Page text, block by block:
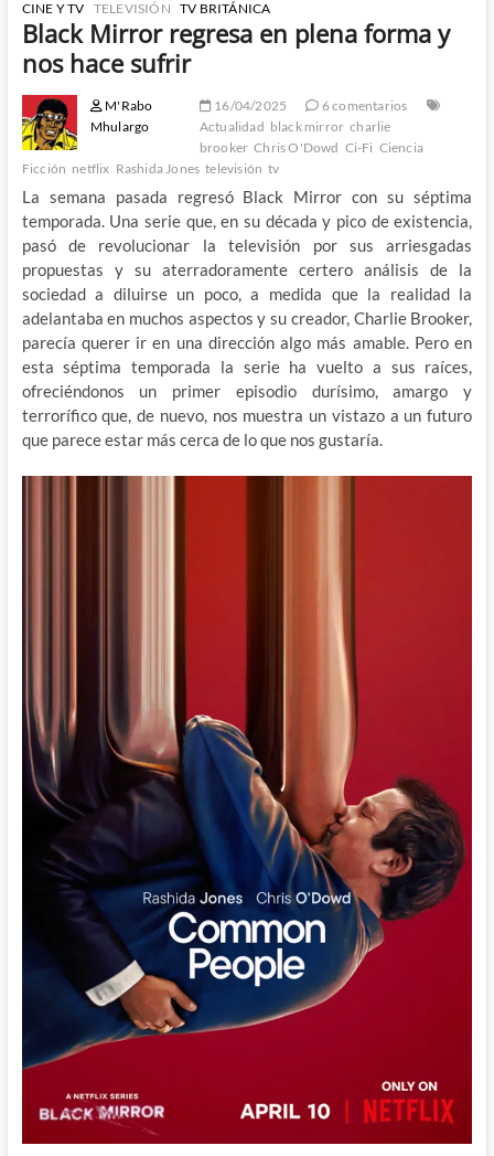
CINE Y TV TELEVISIÓN TV BRITÁNICA
Black Mirror regresa en plena forma y
nos hace sufrir
M'Rabo
Mhulargo
16/04/2025
6 comentarios
Actualidad black mirror charlie
brooker Chris O'Dowd Ci-Fi Ciencia
Ficción netflix Rashida Jones televisión tv
La semana pasada regresó Black Mirror con su séptima
temporada. Una serie que, en su década y pico de existencia,
pasó de revolucionar la televisión por sus arriesgadas
propuestas y su aterradoramente certero análisis de la
sociedad a diluirse un poco, a medida que la realidad la
adelantaba en muchos aspectos y su creador, Charlie Brooker,
parecía querer ir en una dirección algo más amable. Pero en
esta séptima temporada la serie ha vuelto a sus raíces,
ofreciéndonos un primer episodio durísimo, amargo y
terrorífico que, de nuevo, nos muestra un vistazo a un futuro
que parece estar más cerca de lo que nos gustaría.